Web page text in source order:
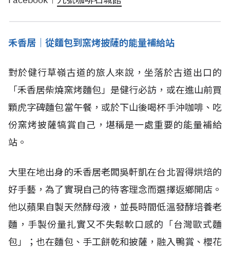
禾香居｜從麵包到窯烤披薩的能量補給站
對於健行草嶺古道的旅人來說，坐落於古道出口的
「禾香居柴燒窯烤麵包」是健行必訪，或在進山前買
顆虎字碑麵包當午餐，或於下山後喝杯手沖咖啡、吃
份窯烤披薩犒賞自己，堪稱是一處重要的能量補給
站。
大里在地出身的禾香居老闆吳軒凱在台北習得烘焙的
好手藝，為了實現自己的待客理念而選擇返鄉開店。
他以蘋果自製天然酵母液，並長時間低溫發酵培養老
麵，手製份量扎實又不失鬆軟口感的「台灣歐式麵
包」；也在麵包、手工餅乾和披薩，融入鴨賞、櫻花